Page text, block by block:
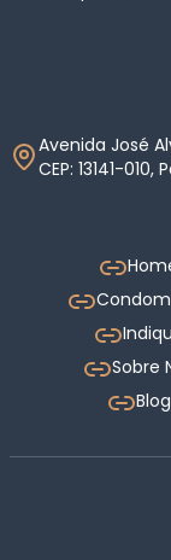
Avenida José
CEP: 13141-010,
Sobre
Blog